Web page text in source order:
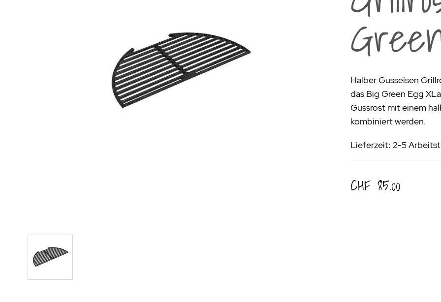
BBQ Kitchen - Outdoorküchen Weber
Grillmontage & Lieferung
Fondue & Raclette
Schüsseln & Siebe
Schalen & Körbe
Diverses
Kühltaschen | Isoliertaschen
Halber Gusseisen
das Big Green Egg
Gussrost mit einem
kombiniert werden.
Lieferzeit: 2-5
CHF 85.00